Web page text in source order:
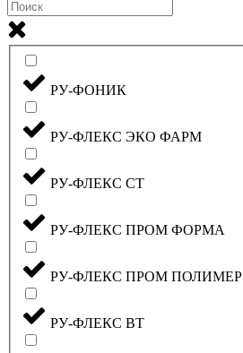
РУ-ФОНИК
РУ-ФЛЕКС ЭКО ФАРМ
РУ-ФЛЕКС СТ
РУ-ФЛЕКС ПРОМ ФОРМА
РУ-ФЛЕКС ПРОМ ПОЛИМЕР
РУ-ФЛЕКС ВТ